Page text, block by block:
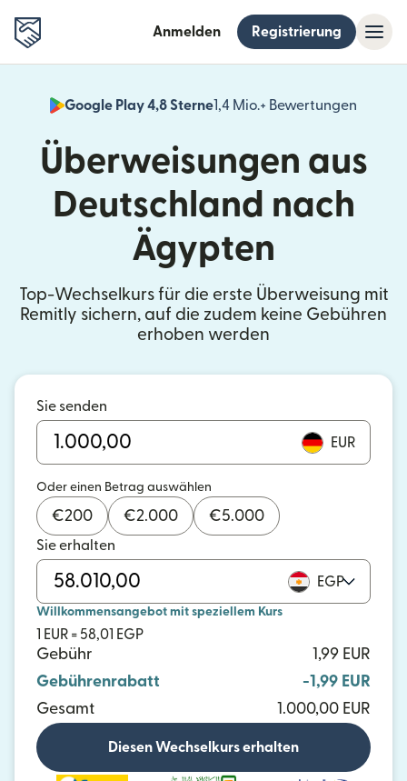
Anmelden Registrierung
Google Play 4,8 Sterne1,4 Mio.+ Bewertungen
Überweisungen aus
Deutschland nach
Ägypten
Top-Wechselkurs für die erste Überweisung mit
Remitly sichern, auf die zudem keine Gebühren
erhoben werden
Sie senden
EUR
Oder einen Betrag auswählen
€200 €2.000 €5.000
Sie erhalten
EGP
Willkommensangebot mit speziellem Kurs
1 EUR = 58,01 EGP
Gebühr
1,99 EUR
Gebührenrabatt
-1,99 EUR
Gesamt
1.000,00 EUR
Diesen Wechselkurs erhalten